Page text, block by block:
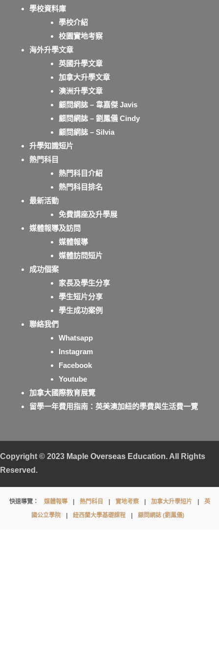
學校資料庫
學校介紹
校園實地考察
海外升學文章
英國升學文章
加拿大升學文章
澳洲升學文章
顧問網誌 – 韋嘉傑 Javis
顧問網誌 – 劉鳳儀 Cindy
顧問網誌 – Silvia
升學知識短片
熱門科目
熱門科目介紹
熱門科目排名
最新活動
免費講座及升學展
媒體報導及訪問
媒體報導
媒體訪問短片
成功個案
家長及學生分享
學生短片分享
學生成功案例
聯絡我們
Whatsapp
Instagram
Facebook
Youtube
加拿大國際教育展覽
留學一年費用指南：英美澳加紐的學費與生活費一覽
Copyright © 2023 Maple Overseas Education. All Rights
Reserved.
Lomond
School
快速導覽： 媒體報導 | 熱門科目 | 實地考察 | 加拿大升學短片 |
英
國公立學院
| 紐西蘭大學基礎課程 | 顧問網誌 (劉鳳儀)